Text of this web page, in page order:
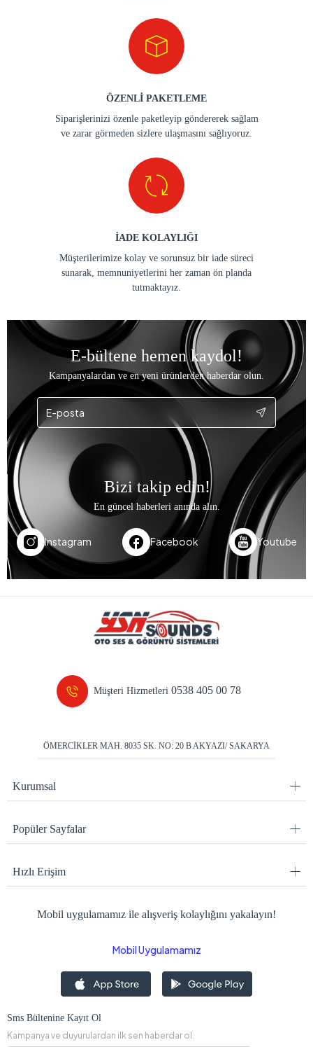
ÖZENLİ PAKETLEME
Siparişlerinizi özenle paketleyip göndererek sağlam
ve zarar görmeden sizlere ulaşmasını sağlıyoruz.
İADE KOLAYLIĞI
Müşterilerimize kolay ve sorunsuz bir iade süreci
sunarak, memnuniyetlerini her zaman ön planda
tutmaktayız.
E-bültene hemen kaydol!
Kampanyalardan ve en yeni ürünlerden haberdar olun.
Bizi takip edin!
En güncel haberleri anında alın.
Instagram Facebook Youtube
Müşteri Hizmetleri0538 405 00 78
ÖMERCİKLER MAH. 8035 SK. NO: 20 B AKYAZI/ SAKARYA
Kurumsal
Popüler Sayfalar
Hızlı Erişim
Mobil uygulamamız ile alışveriş kolaylığını yakalayın!
Mobil Uygulamamız
Sms Bültenine Kayıt Ol
Kampanya ve duyurulardan ilk sen haberdar ol.